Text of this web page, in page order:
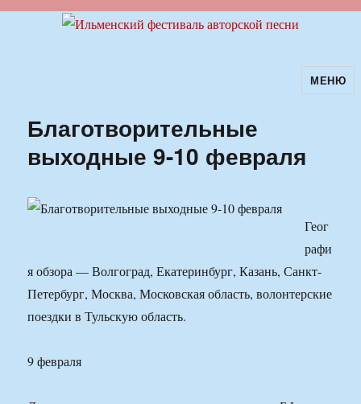
Ильменский фестиваль авторскойМЕНЮ
Благотворительные
выходные 9-10 февраля
Геог
рафи
я обзора — Волгоград, Екатеринбург, Казань, Санкт-
Петербург, Москва, Московская область, волонтерские
поездки в Тульскую область.
9 февраля